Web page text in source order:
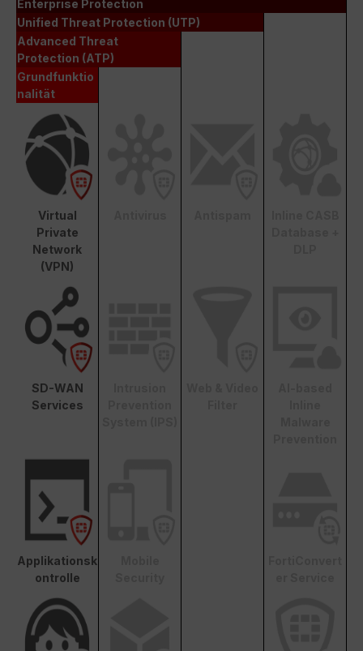
Enterprise Protection
Unified Threat Protection (UTP)
Advanced Threat
Protection (ATP)
Grundfunktio
nalität
Virtual
Private
Network
(VPN)
SD-WAN
Services
Applikationsk
ontrolle